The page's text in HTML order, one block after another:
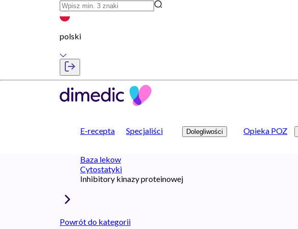
polski
E-recepta Specjaliści Dolegliwości Opieka POZ
Baza lekow
Cytostatyki
Inhibitory kinazy proteinowej
Powrót do kategorii